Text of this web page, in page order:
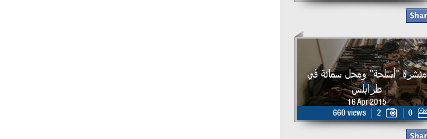
منشرة "أسلحة" ومحل سمانة في
طرابلس
16 Apr 2015
660 views
2 0